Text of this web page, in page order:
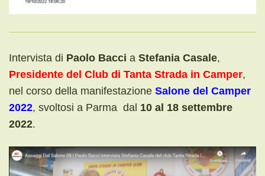
Intervista di Paolo Bacci a Stefania Casale,
Presidente del Club di Tanta Strada in Camper,
nel corso della manifestazione Salone del Camper
2022, svoltosi a Parma dal 10 al 18 settembre
2022.